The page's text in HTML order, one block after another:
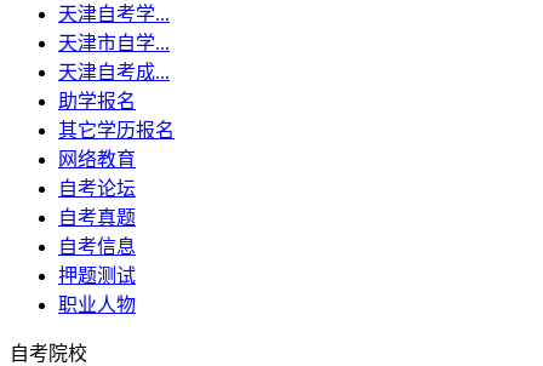
天津自考学...
天津市自学...
天津自考成...
助学报名
其它学历报名
网络教育
自考论坛
自考真题
自考信息
押题测试
职业人物
自考院校